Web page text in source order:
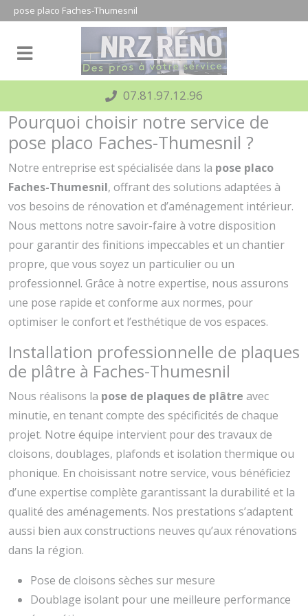
pose placo Faches-Thumesnil
07.81.97.12.96
Pourquoi choisir notre service de
pose placo Faches-Thumesnil ?
Notre entreprise est spécialisée dans la pose placo
Faches-Thumesnil, offrant des solutions adaptées à
vos besoins de rénovation et d’aménagement intérieur.
Nous mettons notre savoir-faire à votre disposition
pour garantir des finitions impeccables et un chantier
propre, que vous soyez un particulier ou un
professionnel. Grâce à notre expertise, nous assurons
une pose rapide et conforme aux normes, pour
optimiser le confort et l’esthétique de vos espaces.
Installation professionnelle de plaques
de plâtre à Faches-Thumesnil
Nous réalisons la pose de plaques de plâtre avec
minutie, en tenant compte des spécificités de chaque
projet. Notre équipe intervient pour des travaux de
cloisons, doublages, plafonds et isolation thermique ou
phonique. En choisissant notre service, vous bénéficiez
d’une expertise complète garantissant la durabilité et la
qualité des aménagements. Nos prestations s’adaptent
aussi bien aux constructions neuves qu’aux rénovations
dans la région.
Pose de cloisons sèches sur mesure
Doublage isolant pour une meilleure performance
Panneau de gestion des cookies